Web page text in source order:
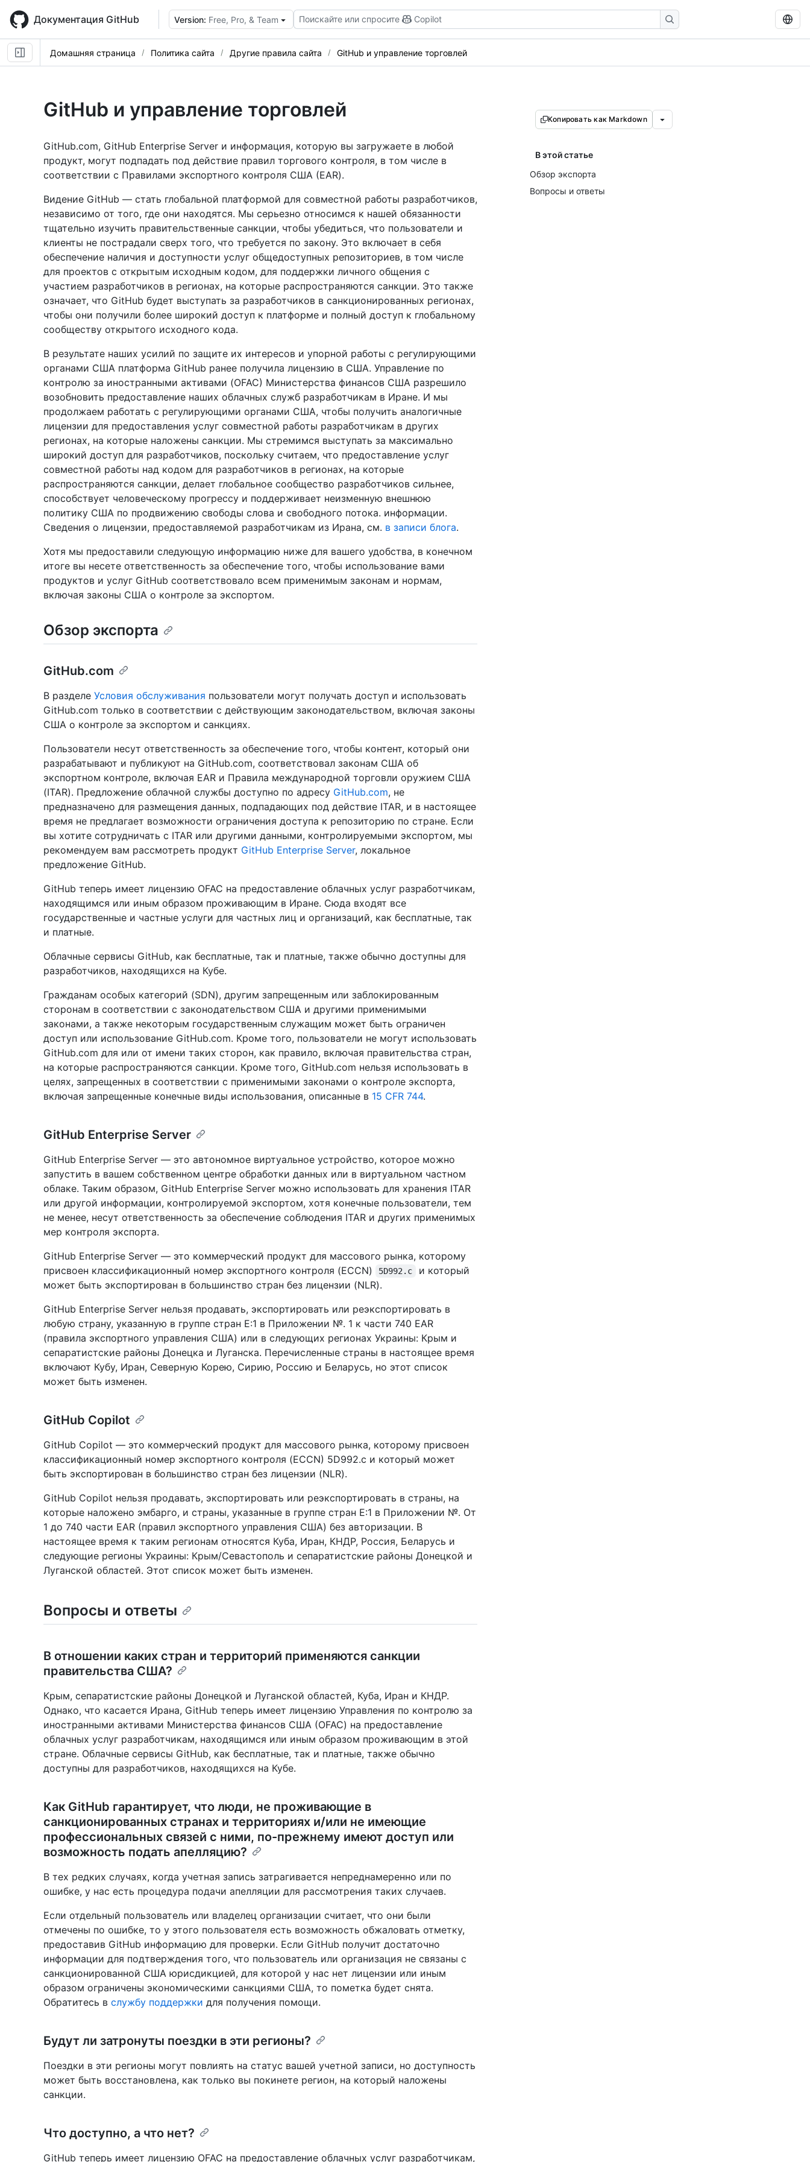
main
content
Документация GitHub Version: Free, Pro, & Team Поискайте или спросите Copilot
Домашняя страница Политика сайта Другие правила сайта GitHub и управление торговлей
GitHub и управление торговлей Копировать как Markdown
В этой статье
Обзор экспорта
Вопросы и ответы
GitHub.com, GitHub Enterprise Server и информация, которую вы загружаете в любой
продукт, могут подпадать под действие правил торгового контроля, в том числе в
соответствии с Правилами экспортного контроля США (EAR).
Видение GitHub — стать глобальной платформой для совместной работы разработчиков,
независимо от того, где они находятся. Мы серьезно относимся к нашей обязанности
тщательно изучить правительственные санкции, чтобы убедиться, что пользователи и
клиенты не пострадали сверх того, что требуется по закону. Это включает в себя
обеспечение наличия и доступности услуг общедоступных репозиториев, в том числе
для проектов с открытым исходным кодом, для поддержки личного общения с
участием разработчиков в регионах, на которые распространяются санкции. Это также
означает, что GitHub будет выступать за разработчиков в санкционированных регионах,
чтобы они получили более широкий доступ к платформе и полный доступ к глобальному
сообществу открытого исходного кода.
В результате наших усилий по защите их интересов и упорной работы с регулирующими
органами США платформа GitHub ранее получила лицензию в США. Управление по
контролю за иностранными активами (OFAC) Министерства финансов США разрешило
возобновить предоставление наших облачных служб разработчикам в Иране. И мы
продолжаем работать с регулирующими органами США, чтобы получить аналогичные
лицензии для предоставления услуг совместной работы разработчикам в других
регионах, на которые наложены санкции. Мы стремимся выступать за максимально
широкий доступ для разработчиков, поскольку считаем, что предоставление услуг
совместной работы над кодом для разработчиков в регионах, на которые
распространяются санкции, делает глобальное сообщество разработчиков сильнее,
способствует человеческому прогрессу и поддерживает неизменную внешнюю
политику США по продвижению свободы слова и свободного потока. информации.
Сведения о лицензии, предоставляемой разработчикам из Ирана, см. в записи блога.
Хотя мы предоставили следующую информацию ниже для вашего удобства, в конечном
итоге вы несете ответственность за обеспечение того, чтобы использование вами
продуктов и услуг GitHub соответствовало всем применимым законам и нормам,
включая законы США о контроле за экспортом.
Обзор экспорта
GitHub.com
В разделе Условия обслуживания пользователи могут получать доступ и использовать
GitHub.com только в соответствии с действующим законодательством, включая законы
США о контроле за экспортом и санкциях.
Пользователи несут ответственность за обеспечение того, чтобы контент, который они
разрабатывают и публикуют на GitHub.com, соответствовал законам США об
экспортном контроле, включая EAR и Правила международной торговли оружием США
(ITAR). Предложение облачной службы доступно по адресу GitHub.com, не
предназначено для размещения данных, подпадающих под действие ITAR, и в настоящее
время не предлагает возможности ограничения доступа к репозиторию по стране. Если
вы хотите сотрудничать с ITAR или другими данными, контролируемыми экспортом, мы
рекомендуем вам рассмотреть продукт GitHub Enterprise Server, локальное
предложение GitHub.
GitHub теперь имеет лицензию OFAC на предоставление облачных услуг разработчикам,
находящимся или иным образом проживающим в Иране. Сюда входят все
государственные и частные услуги для частных лиц и организаций, как бесплатные, так
и платные.
Облачные сервисы GitHub, как бесплатные, так и платные, также обычно доступны для
разработчиков, находящихся на Кубе.
Гражданам особых категорий (SDN), другим запрещенным или заблокированным
сторонам в соответствии с законодательством США и другими применимыми
законами, а также некоторым государственным служащим может быть ограничен
доступ или использование GitHub.com. Кроме того, пользователи не могут использовать
GitHub.com для или от имени таких сторон, как правило, включая правительства стран,
на которые распространяются санкции. Кроме того, GitHub.com нельзя использовать в
целях, запрещенных в соответствии с применимыми законами о контроле экспорта,
включая запрещенные конечные виды использования, описанные в 15 CFR 744.
GitHub Enterprise Server
GitHub Enterprise Server — это автономное виртуальное устройство, которое можно
запустить в вашем собственном центре обработки данных или в виртуальном частном
облаке. Таким образом, GitHub Enterprise Server можно использовать для хранения ITAR
или другой информации, контролируемой экспортом, хотя конечные пользователи, тем
не менее, несут ответственность за обеспечение соблюдения ITAR и других применимых
мер контроля экспорта.
GitHub Enterprise Server — это коммерческий продукт для массового рынка, которому
присвоен классификационный номер экспортного контроля (ECCN)
5D992.c
и который
может быть экспортирован в большинство стран без лицензии (NLR).
GitHub Enterprise Server нельзя продавать, экспортировать или реэкспортировать в
любую страну, указанную в группе стран E:1 в Приложении №. 1 к части 740 EAR
(правила экспортного управления США) или в следующих регионах Украины: Крым и
сепаратистские районы Донецка и Луганска. Перечисленные страны в настоящее время
включают Кубу, Иран, Северную Корею, Сирию, Россию и Беларусь, но этот список
может быть изменен.
GitHub Copilot
GitHub Copilot — это коммерческий продукт для массового рынка, которому присвоен
классификационный номер экспортного контроля (ECCN) 5D992.c и который может
быть экспортирован в большинство стран без лицензии (NLR).
GitHub Copilot нельзя продавать, экспортировать или реэкспортировать в страны, на
которые наложено эмбарго, и страны, указанные в группе стран E:1 в Приложении №. От
1 до 740 части EAR (правил экспортного управления США) без авторизации. В
настоящее время к таким регионам относятся Куба, Иран, КНДР, Россия, Беларусь и
следующие регионы Украины: Крым/Севастополь и сепаратистские районы Донецкой и
Луганской областей. Этот список может быть изменен.
Вопросы и ответы
В отношении каких стран и территорий применяются санкции
правительства США?
Крым, сепаратистские районы Донецкой и Луганской областей, Куба, Иран и КНДР.
Однако, что касается Ирана, GitHub теперь имеет лицензию Управления по контролю за
иностранными активами Министерства финансов США (OFAC) на предоставление
облачных услуг разработчикам, находящимся или иным образом проживающим в этой
стране. Облачные сервисы GitHub, как бесплатные, так и платные, также обычно
доступны для разработчиков, находящихся на Кубе.
Как GitHub гарантирует, что люди, не проживающие в
санкционированных странах и территориях и/или не имеющие
профессиональных связей с ними, по-прежнему имеют доступ или
возможность подать апелляцию?
В тех редких случаях, когда учетная запись затрагивается непреднамеренно или по
ошибке, у нас есть процедура подачи апелляции для рассмотрения таких случаев.
Если отдельный пользователь или владелец организации считает, что они были
отмечены по ошибке, то у этого пользователя есть возможность обжаловать отметку,
предоставив GitHub информацию для проверки. Если GitHub получит достаточно
информации для подтверждения того, что пользователь или организация не связаны с
санкционированной США юрисдикцией, для которой у нас нет лицензии или иным
образом ограничены экономическими санкциями США, то пометка будет снята.
Обратитесь в службу поддержки для получения помощи.
Будут ли затронуты поездки в эти регионы?
Поездки в эти регионы могут повлиять на статус вашей учетной записи, но доступность
может быть восстановлена, как только вы покинете регион, на который наложены
санкции.
Что доступно, а что нет?
GitHub теперь имеет лицензию OFAC на предоставление облачных услуг разработчикам,